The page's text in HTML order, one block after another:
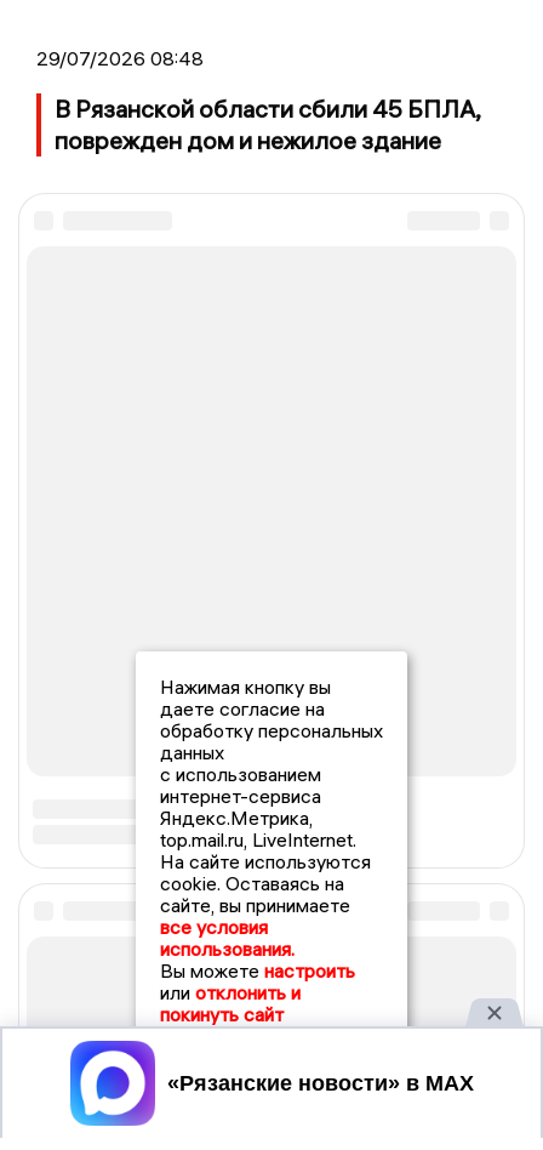
29/07/2026 08:48
В Рязанской области сбили 45 БПЛА,
поврежден дом и нежилое здание
Нажимая кнопку вы
даете согласие на
обработку персональных
данных
с использованием
интернет-сервиса
Яндекс.Метрика,
top.mail.ru, LiveInternet.
На сайте используются
cookie. Оставаясь на
сайте, вы принимаете
все условия
использования.
Вы можете настроить
или отклонить и
покинуть сайт
Принять